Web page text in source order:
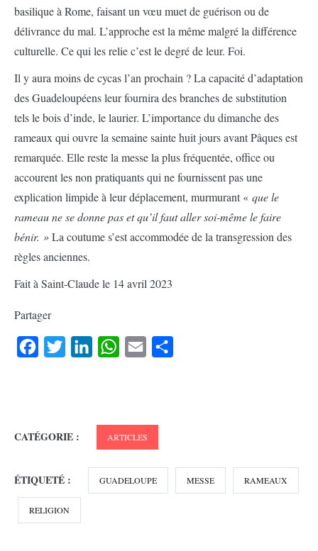
basilique à Rome, faisant un vœu muet de guérison ou de
délivrance du mal. L’approche est la même malgré la différence
culturelle. Ce qui les relie c’est le degré de leur. Foi.
Il y aura moins de cycas l’an prochain ? La capacité d’adaptation
des Guadeloupéens leur fournira des branches de substitution
tels le bois d’inde, le laurier. L’importance du dimanche des
rameaux qui ouvre la semaine sainte huit jours avant Pâques est
remarquée. Elle reste la messe la plus fréquentée, office ou
accourent les non pratiquants qui ne fournissent pas une
explication limpide à leur déplacement, murmurant « que le
rameau ne se donne pas et qu’il faut aller soi-même le faire
bénir. »La coutume s’est accommodée de la transgression des
règles anciennes.
Fait à Saint-Claude le 14 avril 2023
Partager
FacebookTwitter LinkedInWhatsApp
Email
CATÉGORIE : ARTICLES
ÉTIQUETÉ : GUADELOUPE MESSE RAMEAUX
RELIGION